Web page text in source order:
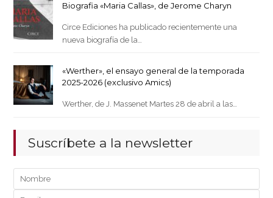
Biografia «Maria Callas», de Jerome Charyn
Circe Ediciones ha publicado recientemente una
nueva biografía de la…
«Werther», el ensayo general de la temporada
2025-2026 (exclusivo Amics)
Werther, de J. Massenet Martes 28 de abril a las…
Suscríbete a la newsletter